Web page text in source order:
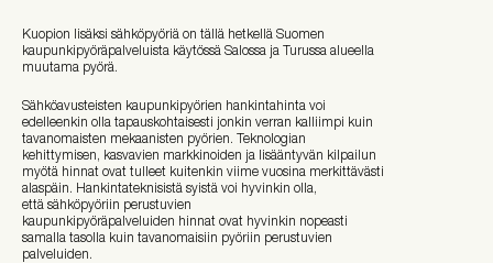
Kuopion lisäksi sähköpyöriä on tällä hetkellä Suomen
kaupunkipyöräpalveluista käytössä Salossa ja Turussa alueella
muutama pyörä.
Sähköavusteisten kaupunkipyörien hankintahinta voi
edelleenkin olla tapauskohtaisesti jonkin verran kalliimpi kuin
tavanomaisten mekaanisten pyörien. Teknologian
kehittymisen, kasvavien markkinoiden ja lisääntyvän kilpailun
myötä hinnat ovat tulleet kuitenkin viime vuosina merkittävästi
alaspäin. Hankintateknisistä syistä voi hyvinkin olla,
että sähköpyöriin perustuvien
kaupunkipyöräpalveluiden hinnat ovat hyvinkin nopeasti
samalla tasolla kuin tavanomaisiin pyöriin perustuvien
palveluiden.